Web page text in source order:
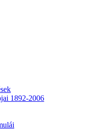
1892-2006